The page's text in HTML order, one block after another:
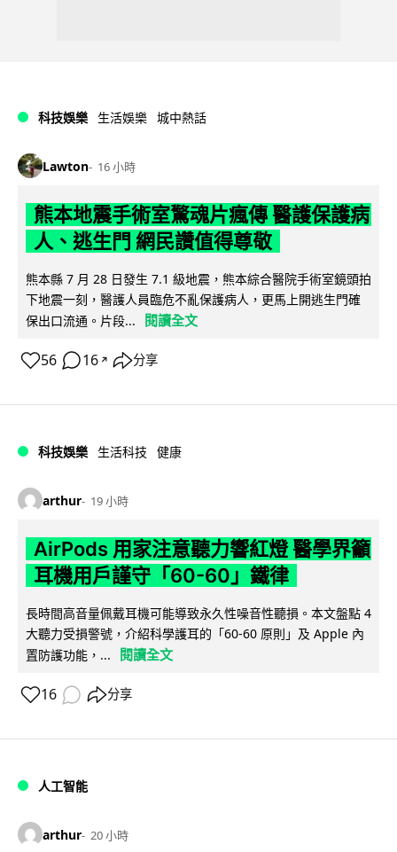
科技娛樂 生活娛樂 城中熱話
Lawton 16 小時
熊本地震手術室驚魂片瘋傳 醫護保護病
人、逃生門 網民讚值得尊敬
熊本縣 7 月 28 日發生 7.1 級地震，熊本綜合醫院手術室鏡頭拍
下地震一刻，醫護人員臨危不亂保護病人，更馬上開逃生門確
保出口流通。片段...
閱讀全文
56 16 ↗ 分享
科技娛樂 生活科技 健康
arthur 19 小時
AirPods 用家注意聽力響紅燈 醫學界籲
耳機用戶謹守「60-60」鐵律
長時間高音量佩戴耳機可能導致永久性噪音性聽損。本文盤點 4
大聽力受損警號，介紹科學護耳的「60-60 原則」及 Apple 內
置防護功能，...
閱讀全文
16 分享
人工智能
arthur 20 小時